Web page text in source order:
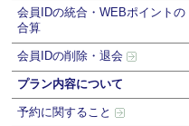
会員IDの統合・WEBポイントの
合算
会員IDの削除・退会
プラン内容について
予約に関すること